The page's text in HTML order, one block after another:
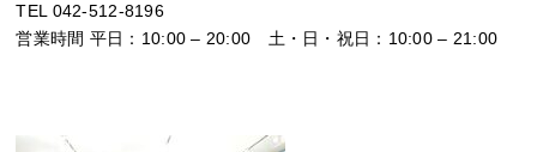
TEL 042-512-8196
営業時間 平日：10:00 – 20:00 土・日・祝日：10:00 – 21:00